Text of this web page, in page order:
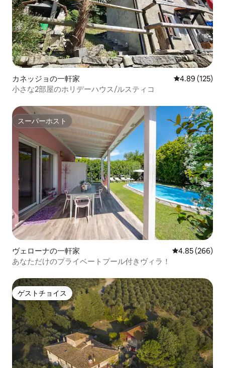
カネッジョの一軒家 レビュー125
4.89 (125)
小さな2部屋のホリデーハウス/ルスティコ
スーパーホスト
スーパーホスト
ヴェローナの一軒家 レビュー266
4.85 (266)
あなただけのプライベートプール付きヴィラ！
ゲストチョイス
ゲストチョイス